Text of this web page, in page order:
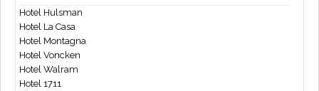
Hotel Hulsman
Hotel La Casa
Hotel Montagna
Hotel Voncken
Hotel Walram
Hotel 1711